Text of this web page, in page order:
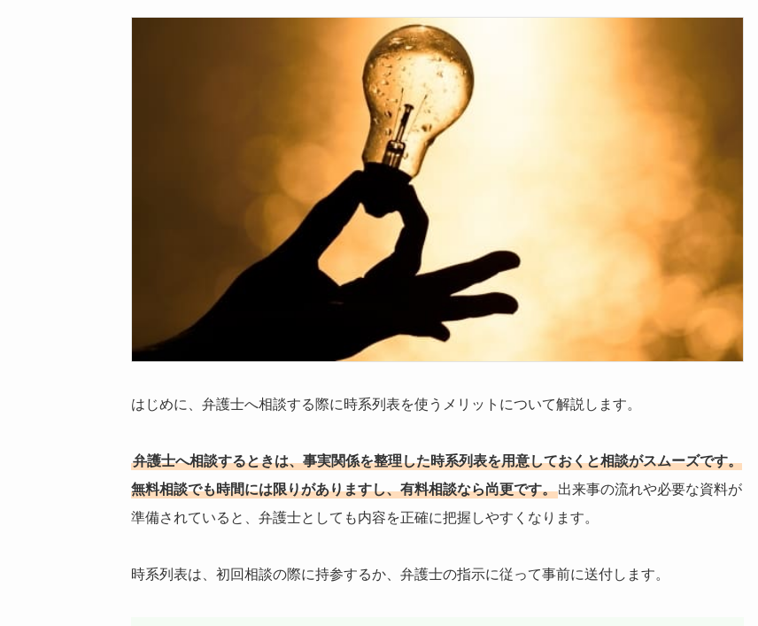
はじめに、弁護士へ相談する際に時系列表を使うメリットについて解説します。
弁護士へ相談するときは、事実関係を整理した時系列表を用意しておくと相談がスムーズです。
無料相談でも時間には限りがありますし、有料相談なら尚更です。出来事の流れや必要な資料が
準備されていると、弁護士としても内容を正確に把握しやすくなります。
時系列表は、初回相談の際に持参するか、弁護士の指示に従って事前に送付します。